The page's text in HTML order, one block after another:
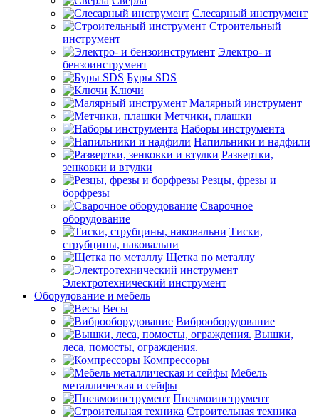
Слесарный инструмент
Строительный
инструмент
Электро- и
бензоинструмент
Буры SDS
Ключи
Малярный инструмент
Метчики, плашки
Наборы инструмента
Напильники и надфили
Развертки,
зенковки и втулки
Резцы, фрезы и
борфрезы
Сварочное
оборудование
Тиски,
струбцины, наковальни
Щетка по металлу
Электротехнический инструмент
Оборудование и мебель
Весы
Виброоборудование
Вышки,
леса, помосты, ограждения.
Компрессоры
Мебель
металлическая и сейфы
Пневмоинструмент
Строительная техника